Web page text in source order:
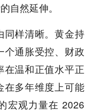
自然延伸。
同样清晰。黄金持
个通胀受控、财政
在温和正值水平正
在多年维度上可能
宏观力量在 2026